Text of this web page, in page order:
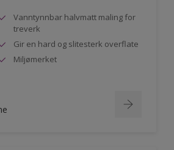
Vanntynnbar halvmatt maling for
treverk
Gir en hard og slitesterk overflate
Miljømerket